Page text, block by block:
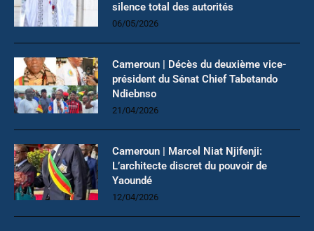
silence total des autorités
06/05/2026
Cameroun | Décès du deuxième vice-
président du Sénat Chief Tabetando
Ndiebnso
21/04/2026
Cameroun | Marcel Niat Njifenji:
L’architecte discret du pouvoir de
Yaoundé
12/04/2026